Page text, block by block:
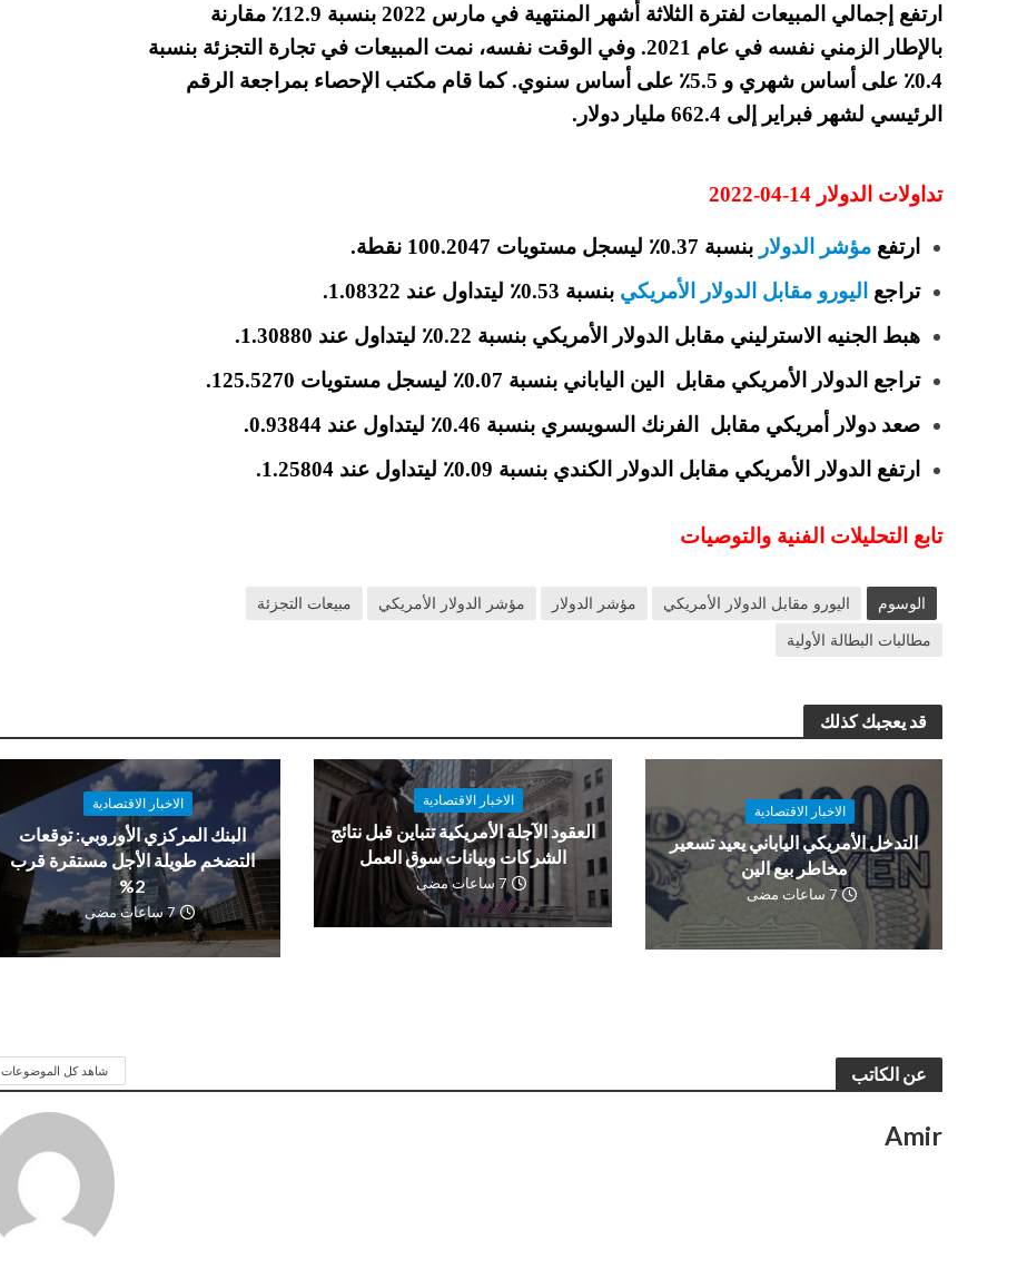
ارتفع إجمالي المبيعات لفترة الثلاثة أشهر المنتهية في مارس 2022 بنسبة 12.9٪ مقارنة
بالإطار الزمني نفسه في عام 2021. وفي الوقت نفسه، نمت المبيعات في تجارة التجزئة بنسبة
0.4٪ على أساس شهري و 5.5٪ على أساس سنوي.
كما قام مكتب الإحصاء بمراجعة الرقم
الرئيسي لشهر فبراير إلى 662.4 مليار دولار.
تداولات الدولار 14-04-2022
ارتفع مؤشر الدولار بنسبة 0.37٪ ليسجل مستويات 100.2047 نقطة.
تراجع اليورو مقابل الدولار الأمريكي بنسبة 0.53٪ ليتداول عند 1.08322.
هبط الجنيه الاسترليني مقابل الدولار الأمريكي بنسبة 0.22٪ ليتداول عند 1.30880.
تراجع الدولار الأمريكي مقابل الين الياباني بنسبة 0.07٪ ليسجل مستويات 125.5270.
صعد دولار أمريكي مقابل الفرنك السويسري بنسبة 0.46٪ ليتداول عند 0.93844.
ارتفع الدولار الأمريكي مقابل الدولار الكندي بنسبة 0.09٪ ليتداول عند 1.25804.
تابع التحليلات الفنية والتوصيات
الوسوم اليورو مقابل الدولار الأمريكي مؤشر الدولار مؤشر الدولار الأمريكي
مبيعات التجزئة
مطالبات البطالة الأولية
قد يعجبك كذلك
الاخبار الاقتصادية
التدخل الأمريكي الياباني يعيد تسعير
مخاطر بيع الين
7 ساعات مضى
الاخبار الاقتصادية
العقود الآجلة الأمريكية تتباين قبل نتائج
الشركات وبيانات سوق العمل
7 ساعات مضى
الاخبار الاقتصادية
البنك المركزي الأوروبي: توقعات
التضخم طويلة الأجل مستقرة قرب
2%
7 ساعات مضى
عن الكاتب شاهد كل الموضوعات
Amir